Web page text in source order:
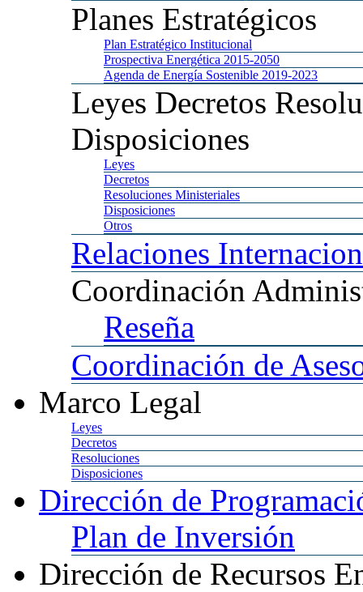
Planes Estratégicos
Plan Estratégico Institucional
Prospectiva Energética 2015-2050
Agenda de Energía Sostenible 2019-2023
Leyes Decretos
Disposiciones
Leyes
Decretos
Resoluciones Ministeriales
Disposiciones
Otros
Relaciones
Coordinación
Reseña
Coordinación de
Marco Legal
Leyes
Decretos
Resoluciones
Disposiciones
Dirección de
Plan de Inversión
Dirección de Recursos